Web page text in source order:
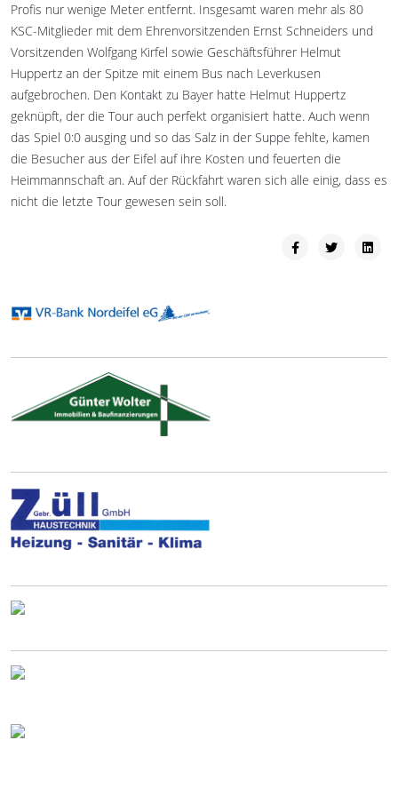
Profis nur wenige Meter entfernt. Insgesamt waren mehr als 80
KSC-Mitglieder mit dem Ehrenvorsitzenden Ernst Schneiders und
Vorsitzenden Wolfgang Kirfel sowie Geschäftsführer Helmut
Huppertz an der Spitze mit einem Bus nach Leverkusen
aufgebrochen. Den Kontakt zu Bayer hatte Helmut Huppertz
geknüpft, der die Tour auch perfekt organisiert hatte. Auch wenn
das Spiel 0:0 ausging und so das Salz in der Suppe fehlte, kamen
die Besucher aus der Eifel auf ihre Kosten und feuerten die
Heimmannschaft an. Auf der Rückfahrt waren sich alle einig, dass es
nicht die letzte Tour gewesen sein soll.